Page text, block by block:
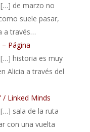
de marzo no
suele pasar,
a través…
Página
historia es muy
Alicia a través del
/ Linked Minds
sala de la ruta
con una vuelta